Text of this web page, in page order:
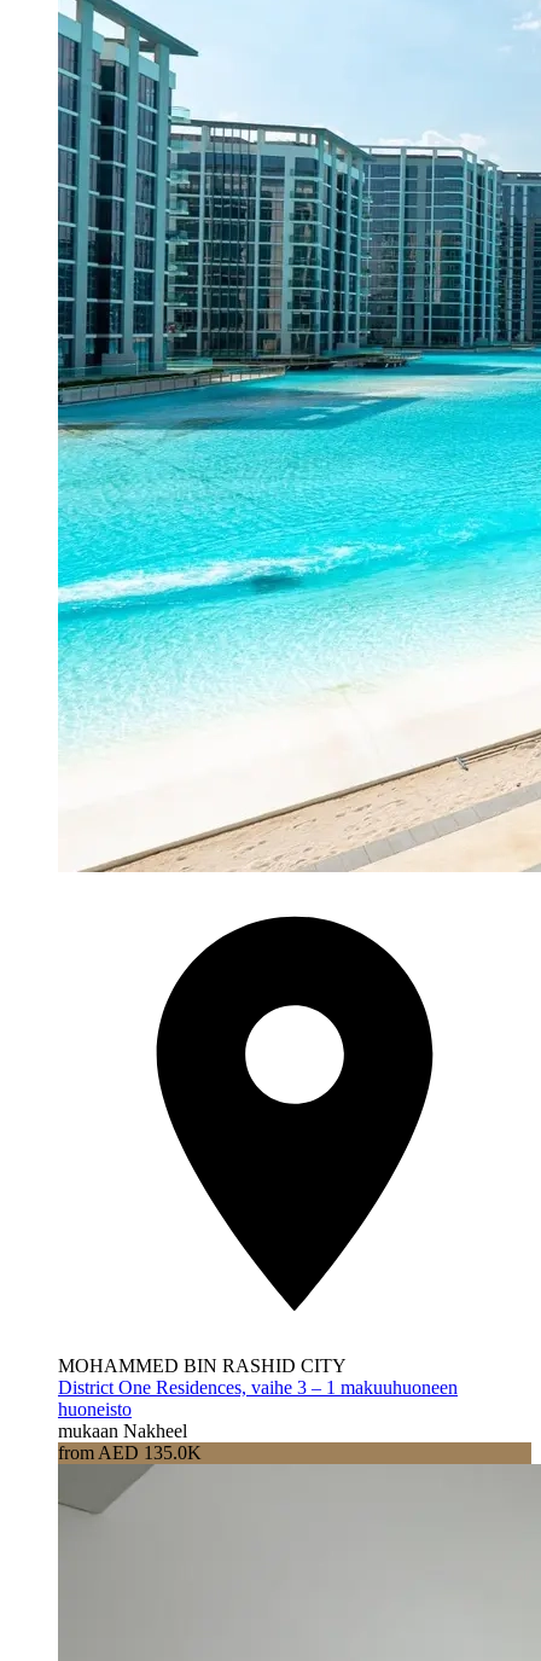
MOHAMMED BIN RASHID CITY
District One Residences, vaihe 3 – 1 makuuhuoneen
huoneisto
mukaan Nakheel
from AED 135.0K